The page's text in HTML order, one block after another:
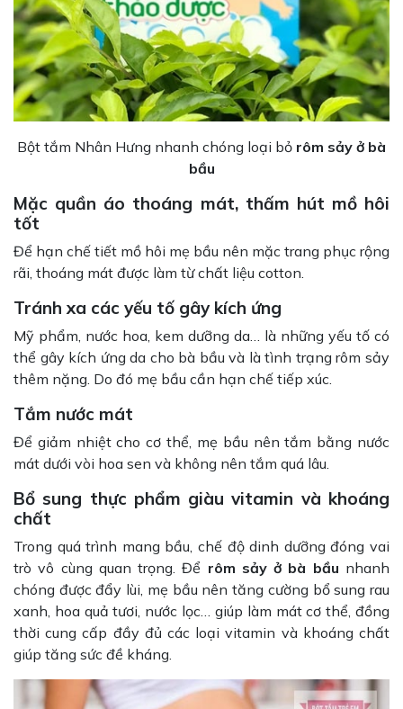
Bột tắm Nhân Hưng nhanh chóng loại bỏ rôm sảy ở bà
bầu
Mặc quần áo thoáng mát, thấm hút mồ hôi
tốt
Để hạn chế tiết mồ hôi mẹ bầu nên mặc trang phục rộng
rãi, thoáng mát được làm từ chất liệu cotton.
Tránh xa các yếu tố gây kích ứng
Mỹ phẩm, nước hoa, kem dưỡng da… là những yếu tố có
thể gây kích ứng da cho bà bầu và là tình trạng rôm sảy
thêm nặng. Do đó mẹ bầu cần hạn chế tiếp xúc.
Tắm nước mát
Để giảm nhiệt cho cơ thể, mẹ bầu nên tắm bằng nước
mát dưới vòi hoa sen và không nên tắm quá lâu.
Bổ sung thực phẩm giàu vitamin và khoáng
chất
Trong quá trình mang bầu, chế độ dinh dưỡng đóng vai
trò vô cùng quan trọng. Để rôm sảy ở bà bầu nhanh
chóng được đẩy lùi, mẹ bầu nên tăng cường bổ sung rau
xanh, hoa quả tươi, nước lọc… giúp làm mát cơ thể, đồng
thời cung cấp đầy đủ các loại vitamin và khoáng chất
giúp tăng sức đề kháng.